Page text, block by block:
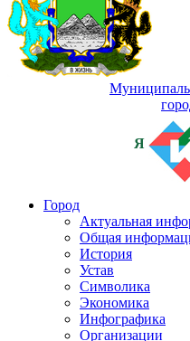
Я
Город
Актуальная
Общая
История
Устав
Символика
Экономика
Инфографика
Организации